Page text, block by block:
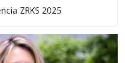
ZRKS 2025